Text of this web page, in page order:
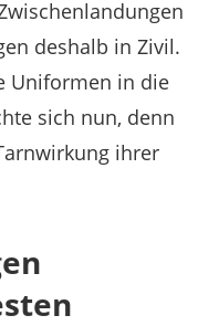
deshalb in Zivil.
Uniformen in die
sich nun, denn
ihrer